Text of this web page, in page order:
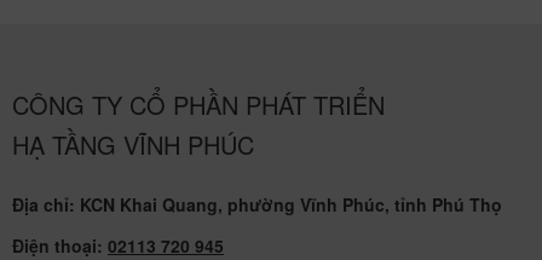
CÔNG TY CỔ PHẦN PHÁT TRIỂN
HẠ TẦNG VĨNH PHÚC
Địa chỉ: KCN Khai Quang, phường Vĩnh Phúc, tỉnh Phú Thọ
Điện thoại: 02113 720 945